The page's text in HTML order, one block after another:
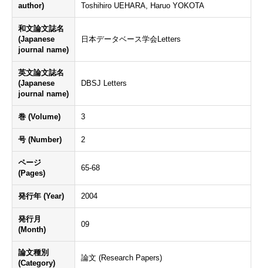
author)
Toshihiro UEHARA, Haruo YOKOTA
和文論文誌名
(Japanese
journal name)
日本データベース学会Letters
英文論文誌名
(Japanese
journal name)
DBSJ Letters
巻 (Volume) 3
号 (Number) 2
ページ
(Pages)
65-68
発行年 (Year) 2004
発行月
(Month)
09
論文種別
(Category)
論文 (Research Papers)